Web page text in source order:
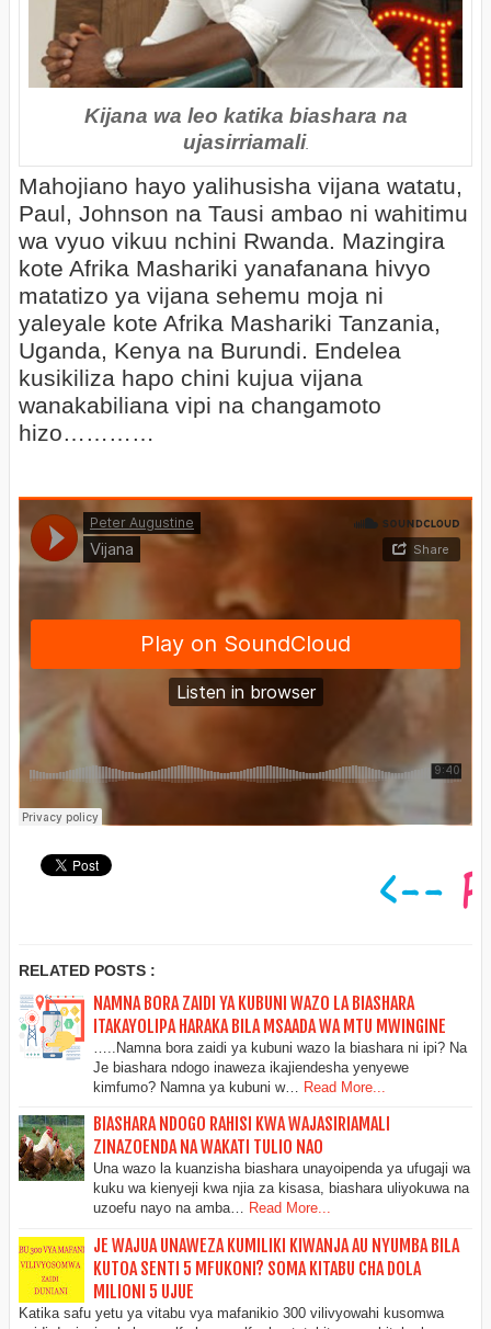
Kijana wa leo katika biashara na
ujasirriamali.
Mahojiano hayo yalihusisha vijana watatu,
Paul, Johnson na Tausi ambao ni wahitimu
wa vyuo vikuu nchini Rwanda. Mazingira
kote Afrika Mashariki yanafanana hivyo
matatizo ya vijana sehemu moja ni
yaleyale kote Afrika Mashariki Tanzania,
Uganda, Kenya na Burundi. Endelea
kusikiliza hapo chini kujua vijana
wanakabiliana vipi na changamoto
hizo…………
RELATED POSTS :
NAMNA BORA ZAIDI YA KUBUNI WAZO LA BIASHARA
ITAKAYOLIPA HARAKA BILA MSAADA WA MTU MWINGINE
…..Namna bora zaidi ya kubuni wazo la biashara ni ipi? Na
Je biashara ndogo inaweza ikajiendesha yenyewe
kimfumo? Namna ya kubuni w… Read More...
BIASHARA NDOGO RAHISI KWA WAJASIRIAMALI
ZINAZOENDA NA WAKATI TULIO NAO
Una wazo la kuanzisha biashara unayoipenda ya ufugaji wa
kuku wa kienyeji kwa njia za kisasa, biashara uliyokuwa na
uzoefu nayo na amba… Read More...
JE WAJUA UNAWEZA KUMILIKI KIWANJA AU NYUMBA BILA
KUTOA SENTI 5 MFUKONI? SOMA KITABU CHA DOLA
MILIONI 5 UJUE
Katika safu yetu ya vitabu vya mafanikio 300 vilivyowahi kusomwa